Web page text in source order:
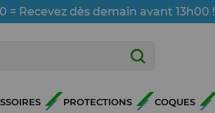
Recevez dès demain avant 13h00 !
PROTECTIONS COQUES